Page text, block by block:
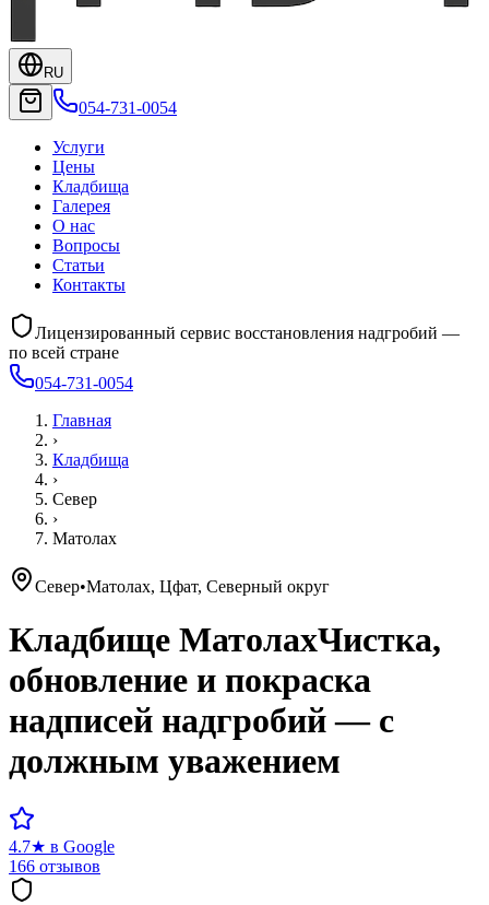
RU
054-731-0054
Услуги
Цены
Кладбища
Галерея
О нас
Вопросы
Статьи
Контакты
Лицензированный сервис восстановления надгробий —
по всей стране
054-731-0054
Главная
›
Кладбища
›
Север
›
Матолах
Север•Матолах, Цфат, Северный округ
Кладбище МатолахЧистка,
обновление и покраска
надписей надгробий — с
должным уважением
4.7★ в Google
166 отзывов